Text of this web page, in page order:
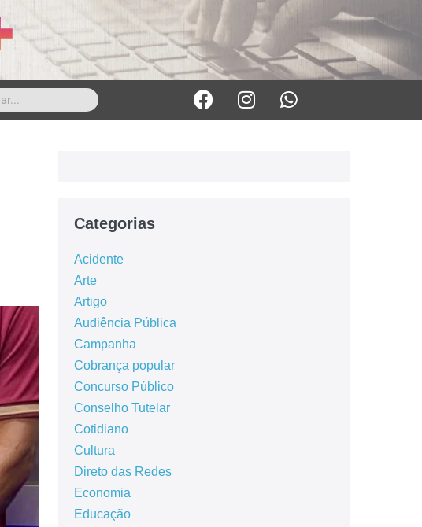
Categorias
Acidente
Arte
Artigo
Audiência Pública
Campanha
Cobrança popular
Concurso Público
Conselho Tutelar
Cotidiano
Cultura
Direto das Redes
Economia
Educação